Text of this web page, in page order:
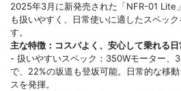
2025年3月に新発売された「NFR-01 Lite
も扱いやすく、日常使いに適したスペッ
す。
主な特徴：コスパよく、安心して乗れる
- 扱いやすいスペック：350Wモーター、
で、22%の坂道も登坂可能。日常的な移
スを発揮。